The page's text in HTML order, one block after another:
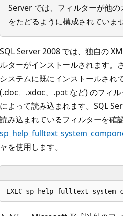
Server では、フィルターが他の
をたどるように構成されていませ
SQL Server 2008 では、独自の
ルターがインストールされます。
システムに既にインストールさ
(.doc、.xdoc、.ppt など) のフィ
によって読み込まれます。SQL
読み込まれているフィルターを確
ャを使用します。